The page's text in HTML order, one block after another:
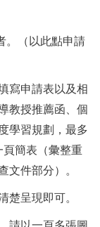
。（以此點申請
寫申請表以及相
教授推薦函、個
學習規劃，最多
頁簡表（彙整重
文件部分）。
楚呈現即可。